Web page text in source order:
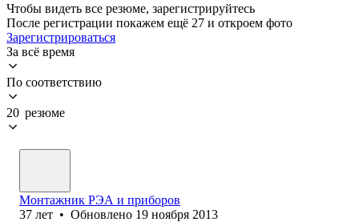
Чтобы видеть все резюме, зарегистрируйтесь
После регистрации покажем ещё 27 и откроем фото
Зарегистрироваться
За всё время
По соответствию
20 резюме
Монтажник РЭА и приборов
37 лет • Обновлено 19 ноября 2013